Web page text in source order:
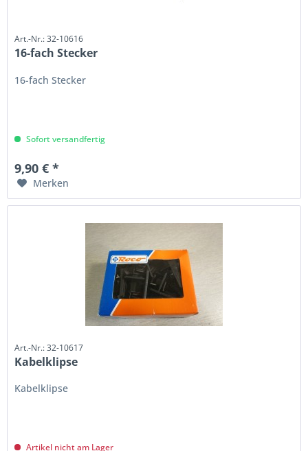
Art.-Nr.: 32-10616
16-fach Stecker
16-fach Stecker
Sofort versandfertig
9,90 € *
Merken
Art.-Nr.: 32-10617
Kabelklipse
Kabelklipse
Artikel nicht am Lager